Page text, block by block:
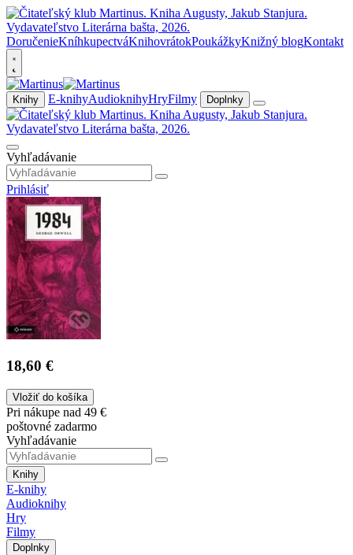
DoručenieKníhkupectváKnihovrátokPoukážkyKnižný blogKontakt
Knihy E-knihyAudioknihyHryFilmy Doplnky
Vyhľadávanie
Prihlásiť
18,60 €
Vložiť do košíka
Pri nákupe nad 49 €
poštovné zadarmo
Vyhľadávanie
Knihy
E-knihy
Audioknihy
Hry
Filmy
Doplnky